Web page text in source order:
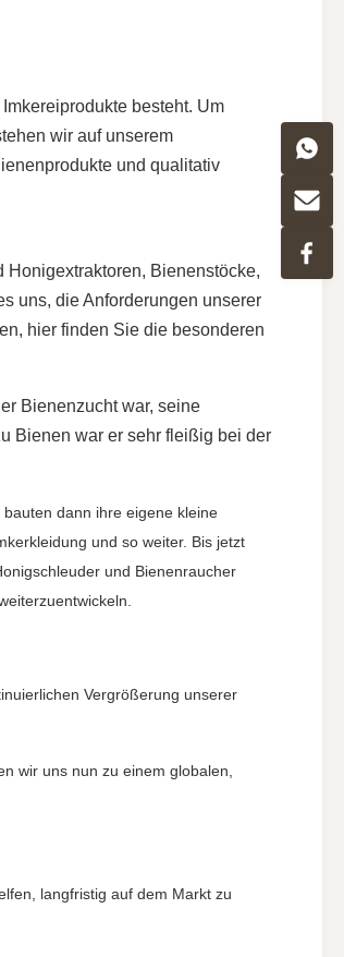
besteht. Um
wir auf unserem
und qualitativ
Bienenstöcke,
uns, die Anforderungen unserer
hier finden Sie die besonderen
Bienenzucht war, seine
Bienen war er sehr fleißig bei der
dann ihre eigene kleine
und so weiter. Bis jetzt
und Bienenraucher
Vergrößerung unserer
wir uns nun zu einem globalen,
langfristig auf dem Markt zu